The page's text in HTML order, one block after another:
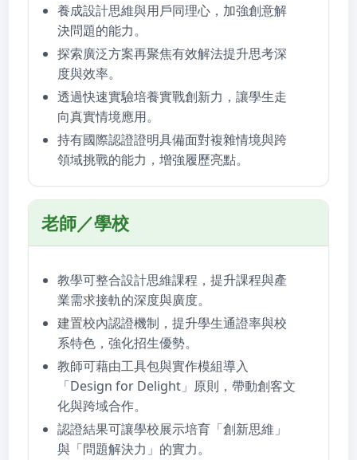
養成設計思維與用戶同理心，加強創意解
決問題的能力。
探索廣泛方案再聚焦有效解法提升思考深
度與效率。
透過快速實驗培養實戰創新力，讓學生走
向真實情境應用。
持有國際認證證明具備面對複雜情境與跨
領域挑戰的能力，增強履歷亮點。
老師／學校
教學可整合設計思維課程，提升課程與產
業需求接軌的深度與廣度。
建置校內認證機制，提升學生通證率與校
系特色，強化招生優勢。
教師可藉由工具包與實作模組導入
「Design for Delight」原則，帶動創客文
化與跨域合作。
認證結果可讓學校展示培育「創新思維」
與「問題解決力」的實力。